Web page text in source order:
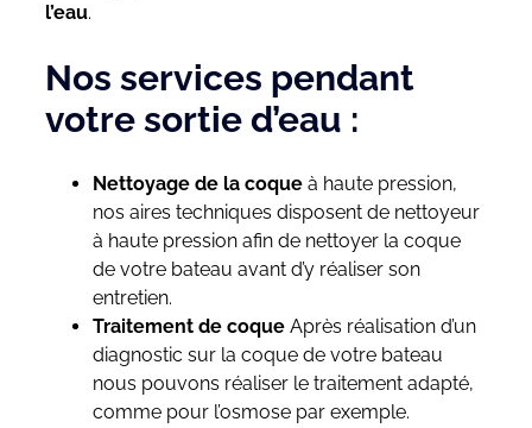
l’eau.
Nos services pendant
votre sortie d’eau :
Nettoyage de la coque à haute pression,
nos aires techniques disposent de nettoyeur
à haute pression afin de nettoyer la coque
de votre bateau avant d’y réaliser son
entretien.
Traitement de coque Après réalisation d’un
diagnostic sur la coque de votre bateau
nous pouvons réaliser le traitement adapté,
comme pour l’osmose par exemple.